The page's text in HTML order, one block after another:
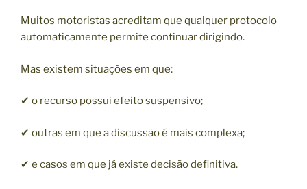
Muitos motoristas acreditam que qualquer protocolo
automaticamente permite continuar dirigindo.
Mas existem situações em que:
✔ o recurso possui efeito suspensivo;
✔ outras em que a discussão é mais complexa;
✔ e casos em que já existe decisão definitiva.